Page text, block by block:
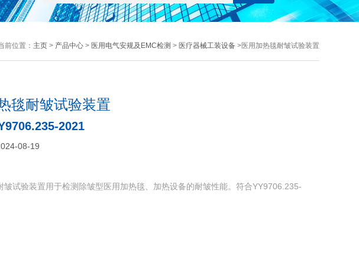
前位置： 主页> 产品中心> 医用电气安规及EMC检测 > 医疗器械工装设备>医用加热毯耐皱试验装置
毯耐皱试验装置
2021
08-19
皱试验装置用于检测除皱型医用加热毯、加热设备的耐皱性能。符合YY9706.235-